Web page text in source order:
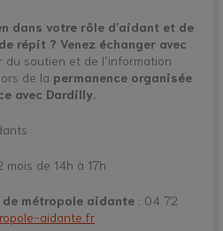
dans votre rôle d’aidant et de
répit ? Venez échanger avec
du soutien et de l’information
de la permanence organisée
avec Dardilly.
mois de 14h à 17h
métropole aidante : 04 72
aidante.fr